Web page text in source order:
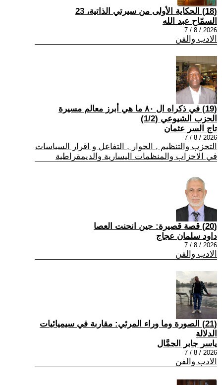
(18) الحكاية الأولى من سيرتي الذاتية، 23
السمّاح عبد الله
2026 / 8 / 7
الادب والفن
(19) في ذكراه ال ٨٠ ما هي أبرز معالم مسيرة
الحزب الشيوعي (1/2)
تاج السر عثمان
2026 / 8 / 7
التحزب والتنظيم , الحوار , التفاعل و اقرار السياسات
في الاحزاب والمنظمات اليسارية والديمقراطية
(20) قصة قصيرة: حين انحنت العصا
داود سلمان عجاج
2026 / 8 / 7
الادب والفن
(21) الصورة وما وراء المرئي: مقاربة في سيميائيات
الدلالة
ياسر جابر الجمَّال
2026 / 8 / 7
الادب والفن